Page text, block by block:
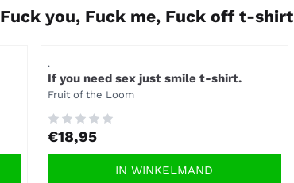
Fuck you, Fuck me, Fuck off t-shirt
.
If you need sex just smile t-shirt.
Merk:
Fruit of the Loom
Prijs: 18,95
€18,95
IN WINKELMAND